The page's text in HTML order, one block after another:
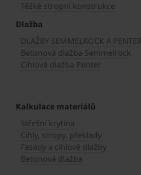
Těžké stropní konstrukce
Dlažba
DLAŽBY SEMMELROCK A PENTER
Betonová dlažba Semmelrock
Cihlová dlažba Penter
Kalkulace materiálů
Střešní krytina
Cihly, stropy, překlady
Fasády a cihlové dlažby
Betonová dlažba